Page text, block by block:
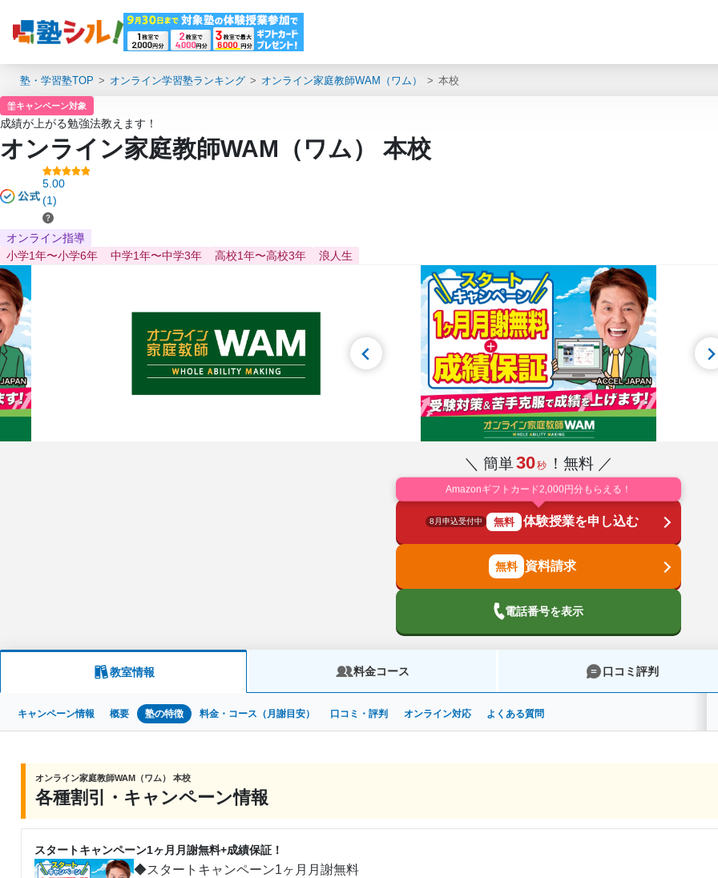
塾・学習塾TOP オンライン学習塾ランキング オンライン家庭教師WAM（ワム） 本校
キャンペーン対象
成績が上がる勉強法教えます！
オンライン家庭教師WAM（ワム） 本校
5.00
(1)
オンライン指導
小学1年〜小学6年
中学1年〜中学3年 高校1年〜高校3年 浪人生
＼ 簡単30秒 ！無料 ／
Amazonギフトカード2,000円分もらえる！
8月申込受付中 無料 体験授業を申し込む
資料請求
電話番号を表示
教室情報 料金コース 口コミ評判
キャンペーン情報 概要 塾の特徴 料金・コース（月謝目安） 口コミ・評判 オンライン対応 よくある質問
オンライン家庭教師WAM（ワム） 本校
各種割引・キャンペーン情報
スタートキャンペーン1ヶ月月謝無料+成績保証！
◆スタートキャンペーン1ヶ月月謝無料